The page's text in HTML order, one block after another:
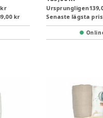
kr
kr
Ursprungligen
Senaste lägsta pris